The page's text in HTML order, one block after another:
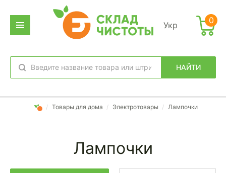
Укр
НАЙТИ
избранное вход
0
/ Товары для дома / Электротовары / Лампочки
Лампочки